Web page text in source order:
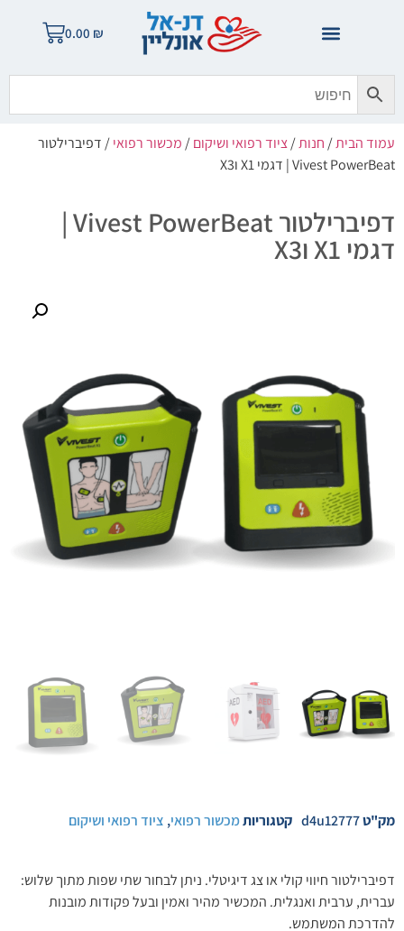
0.00 ₪
עמוד הבית/חנות/ציוד רפואי ושיקום/מכשור רפואי/ דפיברילטור
Vivest PowerBeat | דגמי X1 וX3
דפיברילטור Vivest PowerBeat |
דגמי X1 וX3
מק"טd4u12777 קטגוריותמכשור רפואי, ציוד רפואי ושיקום
דפיברילטור חיווי קולי או צג דיגיטלי. ניתן לבחור שתי שפות מתוך שלוש:
עברית, ערבית ואנגלית. המכשיר מהיר ואמין ובעל פקודות מובנות
להדרכת המשתמש.